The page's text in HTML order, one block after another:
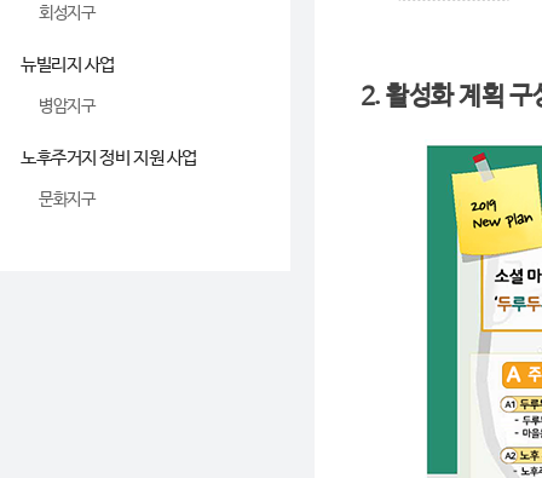
회성지구
뉴빌리지 사업
병암지구
노후주거지 정비 지원 사업
문화지구
2. 활성화 계획 구